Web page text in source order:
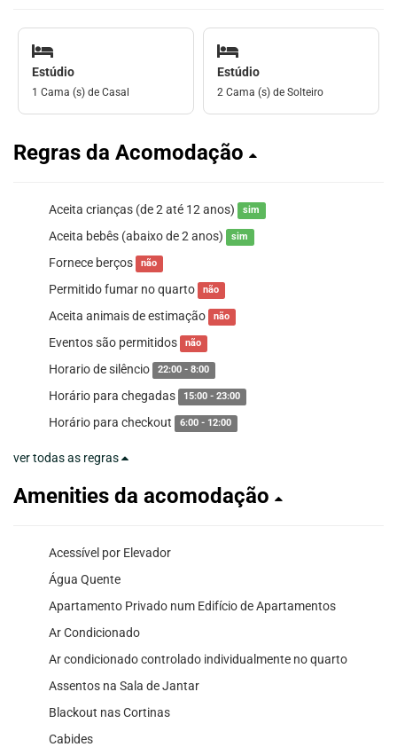
Estúdio
1 Cama (s) de Casal
Estúdio
2 Cama (s) de Solteiro
Regras da Acomodação
Aceita crianças (de 2 até 12 anos) sim
Aceita bebês (abaixo de 2 anos) sim
Fornece berços não
Permitido fumar no quarto não
Aceita animais de estimação não
Eventos são permitidos não
Horario de silêncio 22:00 - 8:00
Horário para chegadas 15:00 - 23:00
Horário para checkout 6:00 - 12:00
ver todas as regras
Amenities da acomodação
Acessível por Elevador
Água Quente
Apartamento Privado num Edifício de Apartamentos
Ar Condicionado
Ar condicionado controlado individualmente no quarto
Assentos na Sala de Jantar
Blackout nas Cortinas
Cabides